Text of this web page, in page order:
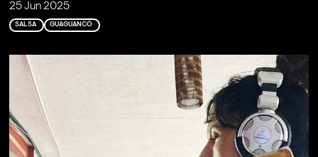
25 Jun 2025
SALSA GUAGUANCÓ